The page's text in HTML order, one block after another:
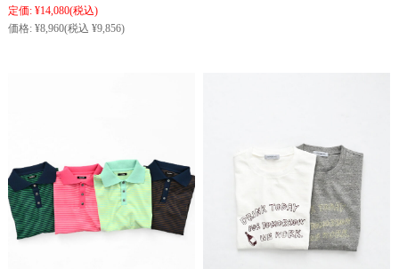
定価: ¥14,080(税込)
価格: ¥8,960(税込 ¥9,856)